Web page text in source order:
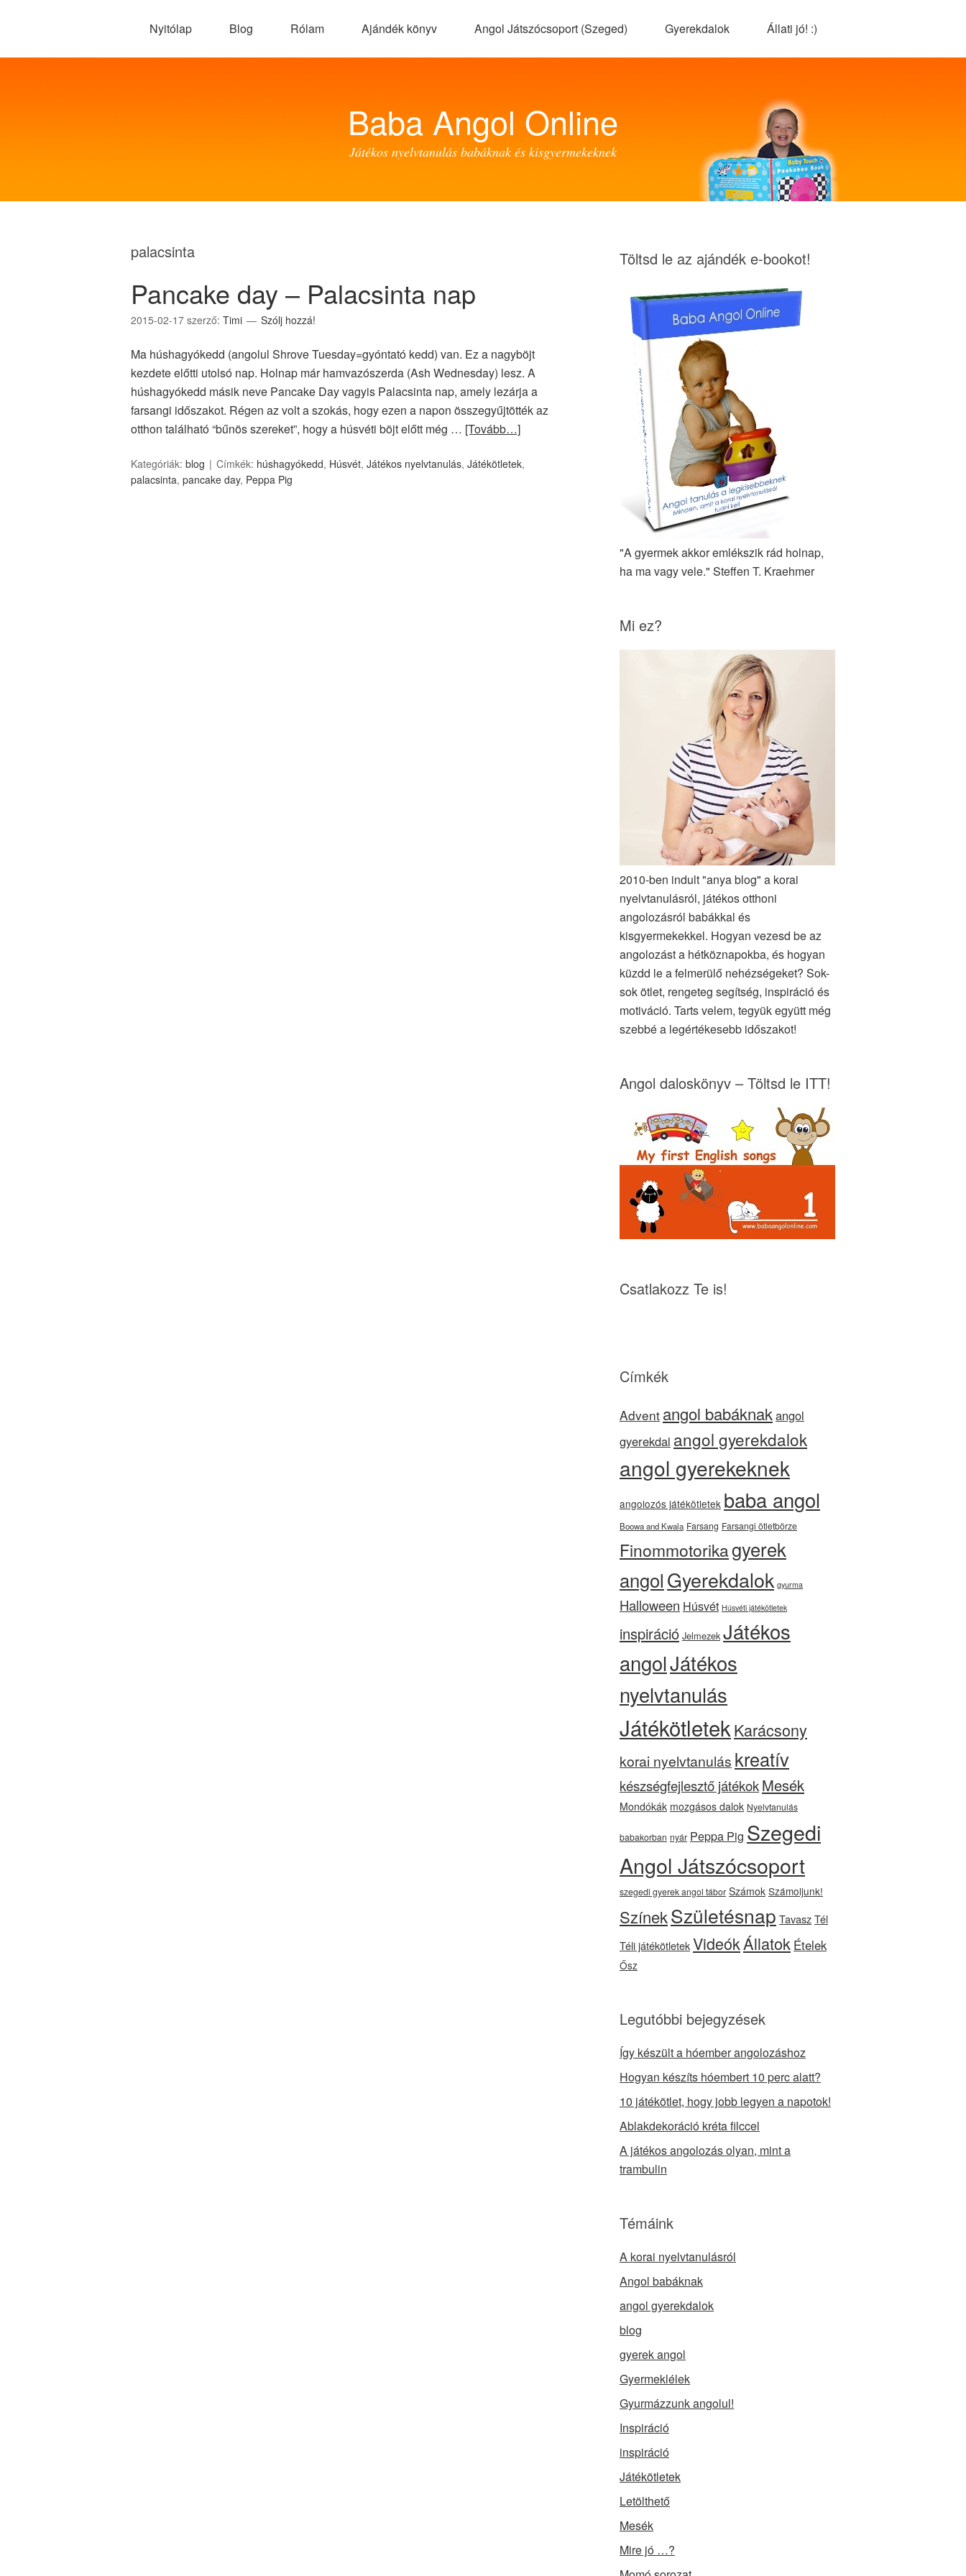
Nyitólap Blog Rólam Ajándék könyv Angol Játszócsoport (Szeged) Gyerekdalok Állati jó! :)
Baba Angol Online
Játékos nyelvtanulás babáknak és kisgyermekeknek
palacsinta
Pancake day – Palacsinta nap
2015-02-17 szerző: Timi Szólj hozzá!
Ma húshagyókedd (angolul Shrove Tuesday=gyóntató kedd) van. Ez a nagyböjt
kezdete előtti utolsó nap. Holnap már hamvazószerda (Ash Wednesday) lesz. A
húshagyókedd másik neve Pancake Day vagyis Palacsinta nap, amely lezárja a
farsangi időszakot. Régen az volt a szokás, hogy ezen a napon összegyűjtötték az
otthon található “bűnös szereket”, hogy a húsvéti böjt előtt még … [Tovább…]
Kategóriák: blog Címkék: húshagyókedd, Húsvét, Játékos nyelvtanulás, Játékötletek,
palacsinta, pancake day, Peppa Pig
Töltsd le az ajándék e-bookot!
"A gyermek akkor emlékszik rád holnap,
ha ma vagy vele." Steffen T. Kraehmer
Mi ez?
2010-ben indult "anya blog" a korai
nyelvtanulásról, játékos otthoni
angolozásról babákkal és
kisgyermekekkel. Hogyan vezesd be az
angolozást a hétköznapokba, és hogyan
küzdd le a felmerülő nehézségeket? Sok-
sok ötlet, rengeteg segítség, inspiráció és
motiváció. Tarts velem, tegyük együtt még
szebbé a legértékesebb időszakot!
Angol daloskönyv – Töltsd le ITT!
Csatlakozz Te is!
Címkék
Advent angol babáknakangol
gyerekdal angol gyerekdalok
angol gyerekeknek
angolozós játékötletek baba angol
Boowa and Kwala Farsang Farsangi ötletbörze
Finommotorikagyerek
angolGyerekdalok gyurma
Halloween Húsvét Húsvéti játékötletek
inspiráció Jelmezek Játékos
angolJátékos
nyelvtanulás
JátékötletekKarácsony
korai nyelvtanulás kreatív
készségfejlesztő játékokMesék
Mondókák mozgásos dalok Nyelvtanulás
babakorban nyár Peppa Pig Szegedi
Angol Játszócsoport
szegedi gyerek angol tábor Számok Számoljunk!
SzínekSzületésnap TavaszTél
Téli játékötletekVideókÁllatok Ételek
Ősz
Legutóbbi bejegyzések
Így készült a hóember angolozáshoz
Hogyan készíts hóembert 10 perc alatt?
10 játékötlet, hogy jobb legyen a napotok!
Ablakdekoráció kréta filccel
A játékos angolozás olyan, mint a
trambulin
Témáink
A korai nyelvtanulásról
Angol babáknak
angol gyerekdalok
blog
gyerek angol
Gyermeklélek
Gyurmázzunk angolul!
Inspiráció
inspiráció
Játékötletek
Letölthető
Mesék
Mire jó …?